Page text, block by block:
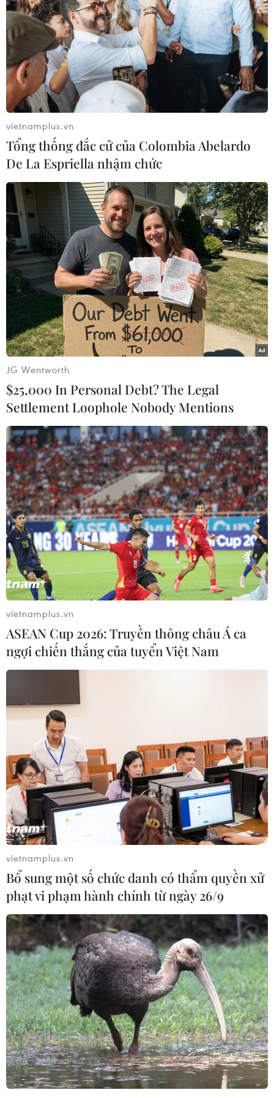
#Iran #IAEA #hạt nhân #urani
#xung đột
#thanh sát
#Xung đột Ttrung Đông Iran
Vấn đề hạt nhân Iran
Mỹ, Đức tái khẳng định lập trường ngăn Iran sở
hữu vũ khí hạt nhân
Chuyên gia IAEA đề xuất cơ chế xác minh chặt
chẽ với Iran sau xung đột
Nhà Trắng đề xuất 672 triệu USD để xử lý và
giám sát vật liệu hạt nhân của Iran
Iran bác bỏ thông tin cho phép IAEA thanh sát
các cơ sở hạt nhân
Mỹ công bố tiến triển mới về hồ sơ hạt nhân Iran
TIN LIÊN QUAN
Iran đồng ý cho phép Mỹ tiếp cận một cơ
sở hạt nhân ngầm từng bị phá hủy
04/06/2026 06:48
Tổng thống Trump cho biết cơ sở này đã bị “phá hủy
hoàn toàn” trong chiến dịch được quân đội Mỹ tiến
hành vào mùa Hè năm ngoái bằng các máy bay ném
bom chiến lược B-2.
Iran khẳng định lập trường về eo biển
Hormuz và vấn đề hạt nhân
29/05/2026 06:16
Người đứng đầu Ủy ban An ninh Quốc gia và Chính
sách Đối ngoại của Quốc hội Iran khẳng định Iran đã
vietnamplus.vn
Tổng thống đắc cử của Colombia Abelardo
De La Espriella nhậm chức
JG Wentworth
$25,000 In Personal Debt? The Legal
Settlement Loophole Nobody Mentions
vietnamplus.vn
ASEAN Cup 2026: Truyền thông châu Á ca
ngợi chiến thắng của tuyển Việt Nam
vietnamplus.vn
Bổ sung một số chức danh có thẩm quyền xử
phạt vi phạm hành chính từ ngày 26/9